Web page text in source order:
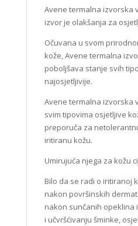
Avene termalna izvorska
izvor je olakšanja za
Očuvana u svom
kože, Avene termalna
poboljšava stanje svih
najosjetljivije.
Avene termalna izvorska
svim tipovima osjetljive
preporuča za
iritiranu kožu.
Umirujuća njega za kožu
Bilo da se radi o iritiranoj
nakon površinskih
nakon sunčanih opeklina
i učvršćivanju šminke,